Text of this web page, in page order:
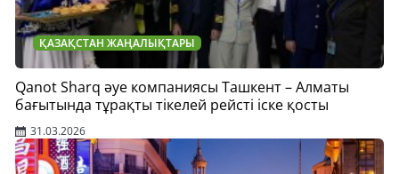
ҚАЗАҚСТАН ЖАҢАЛЫҚТАРЫ
Qanot Sharq әуе компаниясы Ташкент – Алматы
бағытында тұрақты тікелей рейсті іске қосты
31.03.2026